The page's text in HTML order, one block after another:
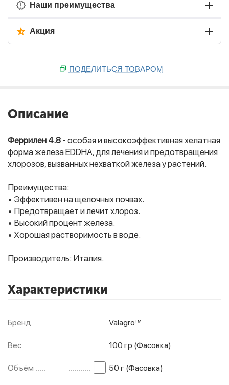
Фитолампы
Наши преимущества
Акция
ПОДЕЛИТЬСЯ ТОВАРОМ
Описание
Феррилен 4.8 - особая и высокоэффективная хелатная
форма железа EDDHA, для лечения и предотвращения
хлорозов, вызванных нехваткой железа у растений.
Преимущества:
• Эффективен на щелочных почвах.
• Предотвращает и лечит хлороз.
• Высокий процент железа.
• Хорошая растворимость в воде.
Производитель: Италия.
Характеристики
Бренд Valagro™
Вес 100 гр (Фасовка)
Объём 50 г (Фасовка)